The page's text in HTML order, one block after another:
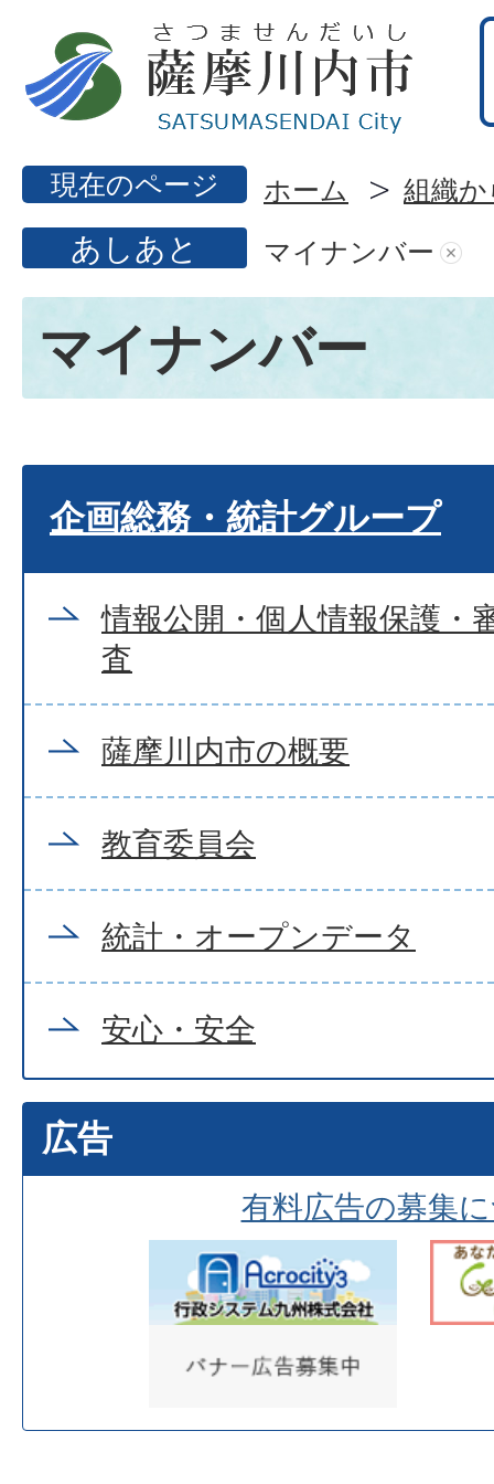
現在のページ ホーム 組織
あしあと マイナンバー
マイナンバー
企画総務・統計グループ
情報公開・個人情報保護・
査
薩摩川内市の概要
教育委員会
統計・オープンデータ
安心・安全
広告
有料広告の募集